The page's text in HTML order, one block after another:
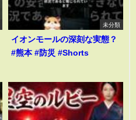
未分類
イオンモールの深刻な実態？
#熊本 #防災 #Shorts